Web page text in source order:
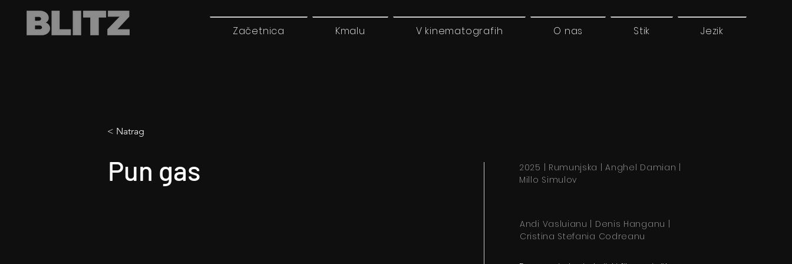
Začetnica Kmalu V kinematografih O nas Stik Jezik
< Natrag
Pun gas
2025 | Rumunjska | Anghel Damian |
Millo Simulov
Andi Vasluianu | Denis Hanganu |
Cristina Stefania Codreanu